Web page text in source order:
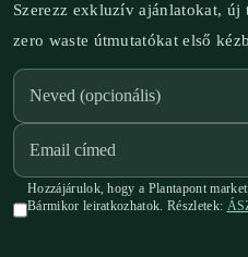
Szerezz exkluzív ajánlatokat, új
zero waste útmutatókat első
Hozzájárulok, hogy a Plantapont
Bármikor leiratkozhatok. Részletek: